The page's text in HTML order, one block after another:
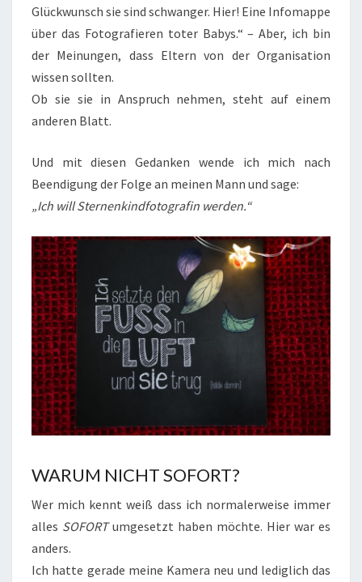
Glückwunsch sie sind schwanger. Hier! Eine Infomappe
über das Fotografieren toter Babys.“ – Aber, ich bin
der Meinungen, dass Eltern von der Organisation
wissen sollten.
Ob sie sie in Anspruch nehmen, steht auf einem
anderen Blatt.
Und mit diesen Gedanken wende ich mich nach
Beendigung der Folge an meinen Mann und sage:
„Ich will Sternenkindfotografin werden.“
WARUM NICHT SOFORT?
Wer mich kennt weiß dass ich normalerweise immer
alles SOFORTumgesetzt haben möchte. Hier war es
anders.
Ich hatte gerade meine Kamera neu und lediglich das